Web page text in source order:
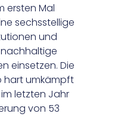
ersten Mal
sechsstellige
und
nachhaltige
einsetzen. Die
hart umkämpft
letzten Jahr
von 53